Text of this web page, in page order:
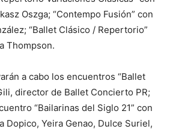
Oszga; “Contempo Fusión” con
“Ballet Clásico / Repertorio”
Thompson.
a cabo los encuentros “Ballet
director de Ballet Concierto PR;
“Bailarinas del Siglo 21” con
Dopico, Yeira Genao, Dulce Suriel,